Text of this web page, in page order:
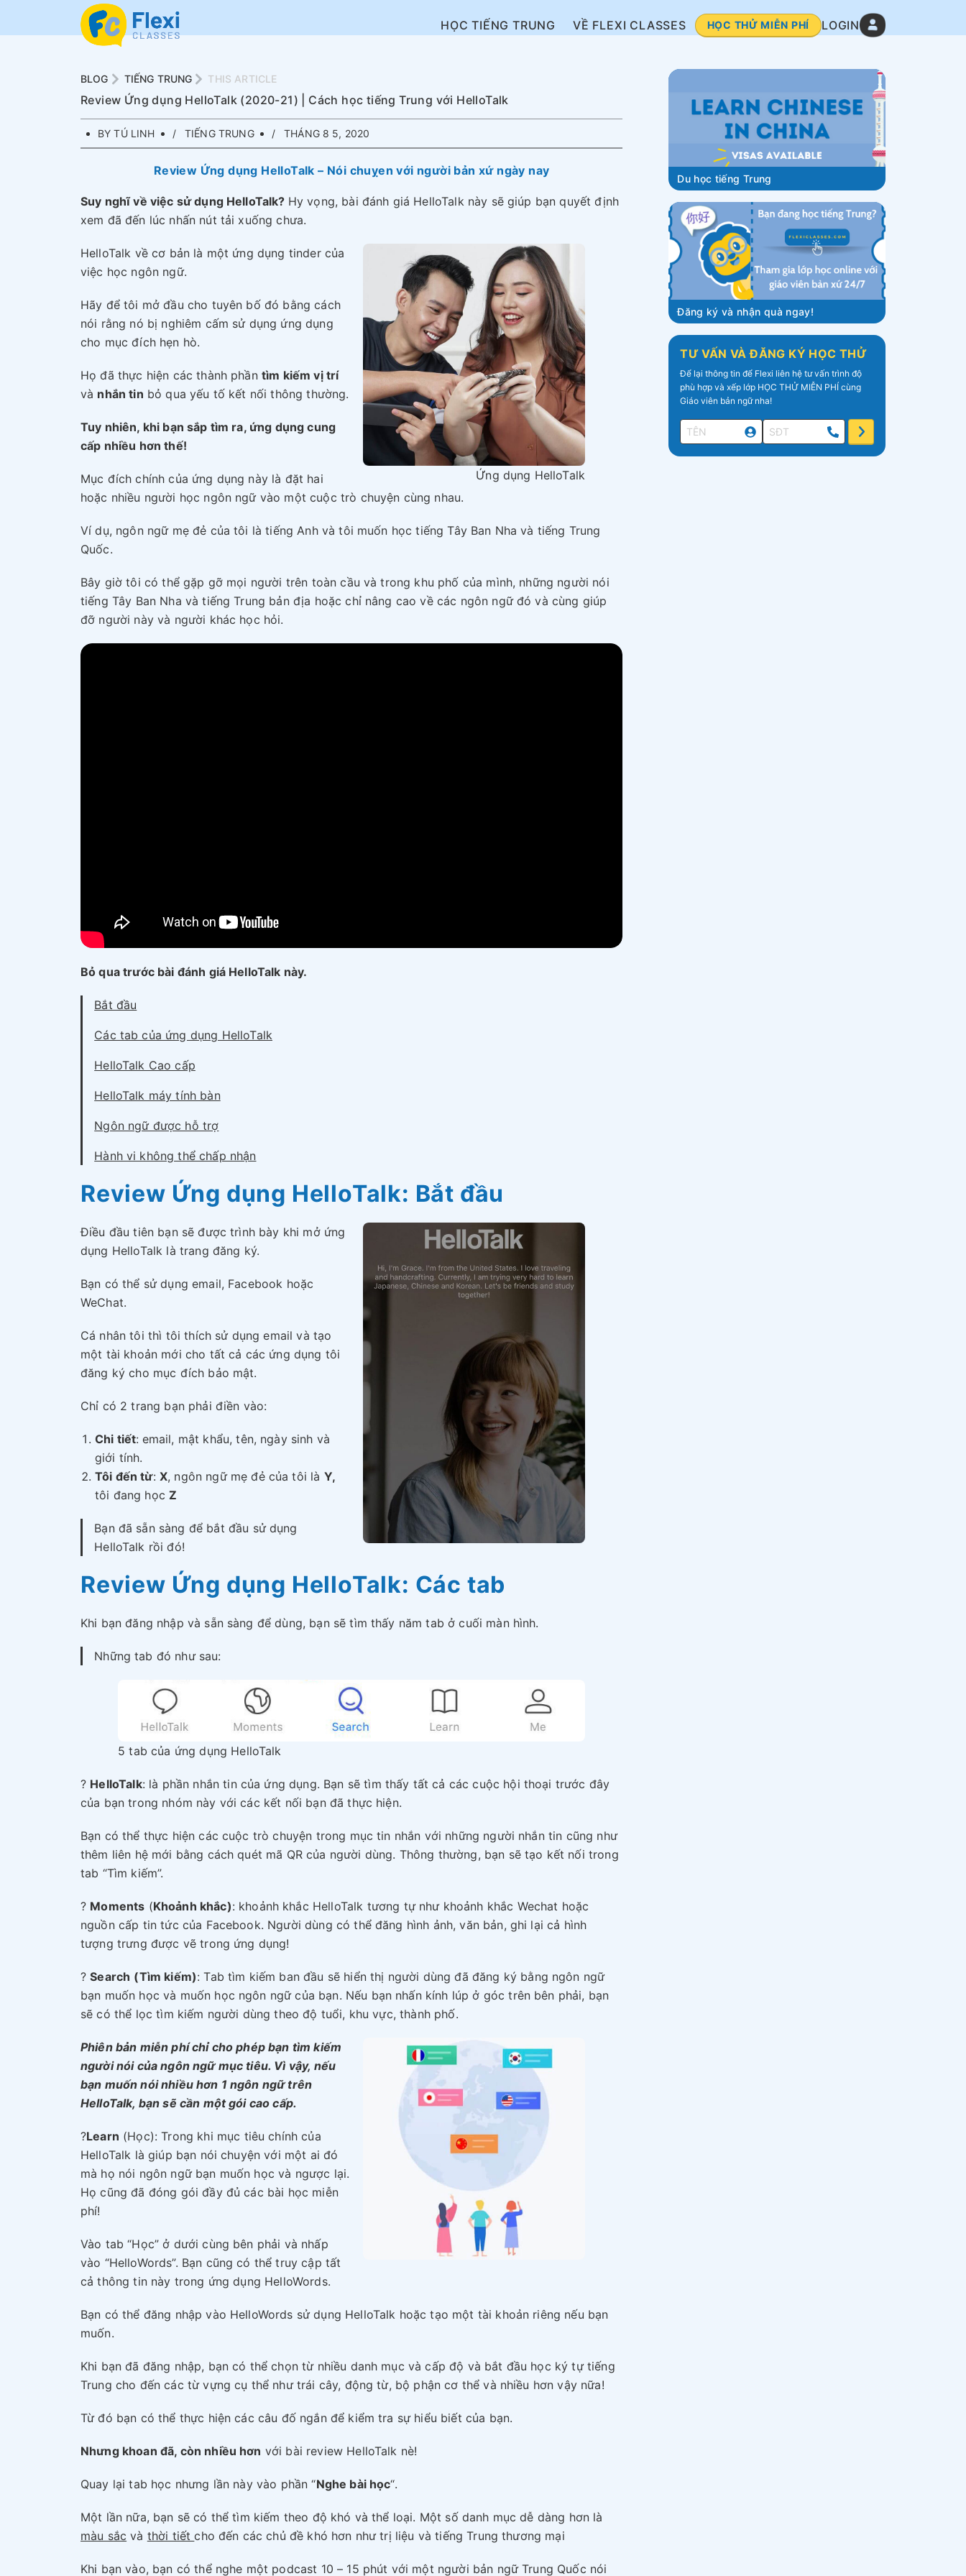
HỌC TIẾNG TRUNG VỀ FLEXI CLASSES HỌC THỬ MIỄN PHÍ LOGIN
BLOG TIẾNG TRUNG THIS ARTICLE
Review Ứng dụng HelloTalk (2020-21) | Cách học tiếng Trung với HelloTalk
BY TÚ LINH TIẾNG TRUNG THÁNG 8 5, 2020
Review Ứng dụng HelloTalk – Nói chuỵen với người bản xứ ngày nay
Suy nghĩ về việc sử dụng HelloTalk? Hy vọng, bài đánh giá HelloTalk này sẽ giúp bạn quyết định
xem đã đến lúc nhấn nút tải xuống chưa.
Ứng dụng HelloTalk
HelloTalk về cơ bản là một ứng dụng tinder của
việc học ngôn ngữ.
Hãy để tôi mở đầu cho tuyên bố đó bằng cách
nói rằng nó bị nghiêm cấm sử dụng ứng dụng
cho mục đích hẹn hò.
Họ đã thực hiện các thành phần tìm kiếm vị trí
và nhắn tin bỏ qua yếu tố kết nối thông thường.
Tuy nhiên, khi bạn sắp tìm ra, ứng dụng cung
cấp nhiều hơn thế!
Mục đích chính của ứng dụng này là đặt hai
hoặc nhiều người học ngôn ngữ vào một cuộc trò chuyện cùng nhau.
Ví dụ, ngôn ngữ mẹ đẻ của tôi là tiếng Anh và tôi muốn học tiếng Tây Ban Nha và tiếng Trung
Quốc.
Bây giờ tôi có thể gặp gỡ mọi người trên toàn cầu và trong khu phố của mình, những người nói
tiếng Tây Ban Nha và tiếng Trung bản địa hoặc chỉ nâng cao về các ngôn ngữ đó và cùng giúp
đỡ người này và người khác học hỏi.
Bỏ qua trước bài đánh giá HelloTalk này.
Bắt đầu
Các tab của ứng dụng HelloTalk
HelloTalk Cao cấp
HelloTalk máy tính bàn
Ngôn ngữ được hỗ trợ
Hành vi không thể chấp nhận
Review Ứng dụng HelloTalk: Bắt đầu
Điều đầu tiên bạn sẽ được trình bày khi mở ứng
dụng HelloTalk là trang đăng ký.
Bạn có thể sử dụng email, Facebook hoặc
WeChat.
Cá nhân tôi thì tôi thích sử dụng email và tạo
một tài khoản mới cho tất cả các ứng dụng tôi
đăng ký cho mục đích bảo mật.
Chỉ có 2 trang bạn phải điền vào:
Chi tiết: email, mật khẩu, tên, ngày sinh và
giới tính.
Tôi đến từ: X, ngôn ngữ mẹ đẻ của tôi là Y,
tôi đang họcZ
Bạn đã sẵn sàng để bắt đầu sử dụng
HelloTalk rồi đó!
Review Ứng dụng HelloTalk: Các tab
Khi bạn đăng nhập và sẵn sàng để dùng, bạn sẽ tìm thấy năm tab ở cuối màn hình.
Những tab đó như sau:
5 tab của ứng dụng HelloTalk
? HelloTalk: là phần nhắn tin của ứng dụng. Bạn sẽ tìm thấy tất cả các cuộc hội thoại trước đây
của bạn trong nhóm này với các kết nối bạn đã thực hiện.
Bạn có thể thực hiện các cuộc trò chuyện trong mục tin nhắn với những người nhắn tin cũng như
thêm liên hệ mới bằng cách quét mã QR của người dùng. Thông thường, bạn sẽ tạo kết nối trong
tab “Tìm kiếm”.
? Moments (Khoảnh khắc): khoảnh khắc HelloTalk tương tự như khoảnh khắc Wechat hoặc
nguồn cấp tin tức của Facebook. Người dùng có thể đăng hình ảnh, văn bản, ghi lại cả hình
tượng trưng được vẽ trong ứng dụng!
?Search (Tìm kiếm): Tab tìm kiếm ban đầu sẽ hiển thị người dùng đã đăng ký bằng ngôn ngữ
bạn muốn học và muốn học ngôn ngữ của bạn. Nếu bạn nhấn kính lúp ở góc trên bên phải, bạn
sẽ có thể lọc tìm kiếm người dùng theo độ tuổi, khu vực, thành phố.
Phiên bản miễn phí chỉ cho phép bạn tìm kiếm
người nói của ngôn ngữ mục tiêu. Vì vậy, nếu
bạn muốn nói nhiều hơn 1 ngôn ngữ trên
HelloTalk, bạn sẽ cần một gói cao cấp.
?Learn (Học): Trong khi mục tiêu chính của
HelloTalk là giúp bạn nói chuyện với một ai đó
mà họ nói ngôn ngữ bạn muốn học và ngược lại.
Họ cũng đã đóng gói đầy đủ các bài học miễn
phí!
Vào tab “Học” ở dưới cùng bên phải và nhấp
vào “HelloWords”. Bạn cũng có thể truy cập tất
cả thông tin này trong ứng dụng HelloWords.
Bạn có thể đăng nhập vào HelloWords sử dụng HelloTalk hoặc tạo một tài khoản riêng nếu bạn
muốn.
Khi bạn đã đăng nhập, bạn có thể chọn từ nhiều danh mục và cấp độ và bắt đầu học ký tự tiếng
Trung cho đến các từ vựng cụ thể như trái cây, động từ, bộ phận cơ thể và nhiều hơn vậy nữa!
Từ đó bạn có thể thực hiện các câu đố ngắn để kiểm tra sự hiểu biết của bạn.
Nhưng khoan đã, còn nhiều hơn với bài review HelloTalk nè!
Quay lại tab học nhưng lần này vào phần “Nghe bài học“.
Một lần nữa, bạn sẽ có thể tìm kiếm theo độ khó và thể loại. Một số danh mục dễ dàng hơn là
màu sắc và thời tiếtcho đến các chủ đề khó hơn như trị liệu và tiếng Trung thương mại
Khi bạn vào, bạn có thể nghe một podcast 10 – 15 phút với một người bản ngữ Trung Quốc nói
Du học tiếng Trung
Đăng ký và nhận quà ngay!
TƯ VẤN VÀ ĐĂNG KÝ HỌC THỬ
Để lại thông tin để Flexi liên hệ tư vấn trình độ
phù hợp và xếp lớp HỌC THỬ MIỄN PHÍ cùng
Giáo viên bản ngữ nha!